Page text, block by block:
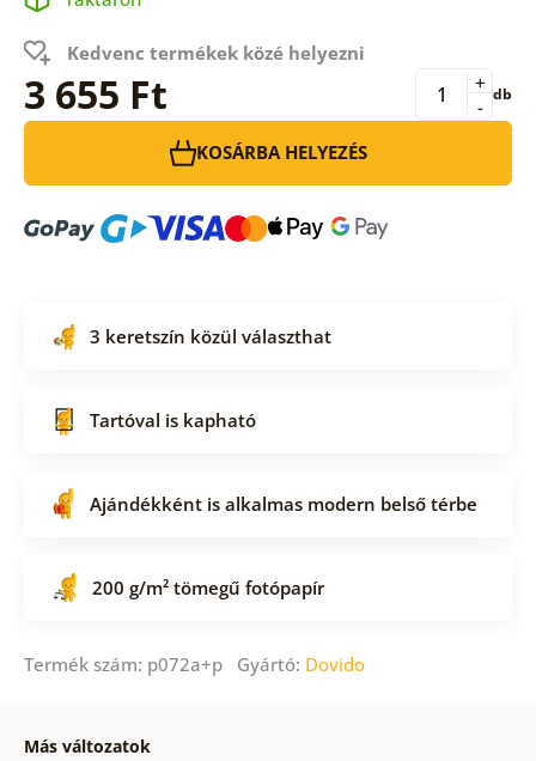
Kedvenc termékek közé helyezni
3 655 Ft -
+ db
KOSÁRBA HELYEZÉS
3 keretszín közül választhat
Tartóval is kapható
Ajándékként is alkalmas modern belső térbe
200 g/m² tömegű fotópapír
Termék szám: p072a+p Gyártó: Dovido
Más változatok